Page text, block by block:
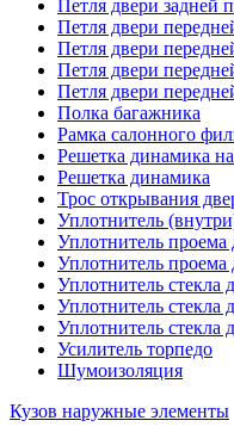
Петля двери задней
Петля двери
Петля двери
Петля двери
Петля двери
Полка багажника
Рамка салонного
Решетка динамика
Решетка динамика
Трос открывания
Уплотнитель
Уплотнитель проема
Уплотнитель
Уплотнитель стекла
Уплотнитель стекла
Уплотнитель стекла
Усилитель торпедо
Шумоизоляция
Кузов наружные элементы